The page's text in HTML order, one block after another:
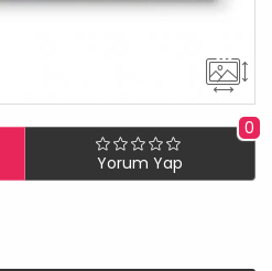
0
Yorum Yap